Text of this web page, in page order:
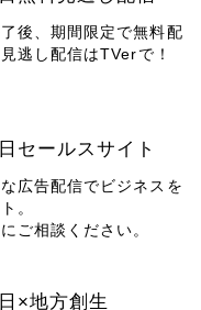
後、期間限定で無料配
逃し配信はTVerで！
セールスサイト
広告配信でビジネスを
。
ご相談ください。
×地方創生